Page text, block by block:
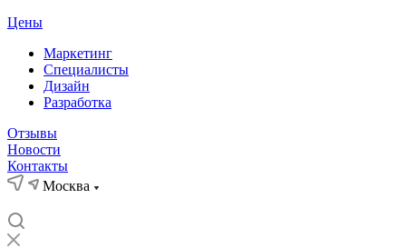
Цены
Маркетинг
Специалисты
Дизайн
Разработка
Отзывы
Новости
Контакты
Москва